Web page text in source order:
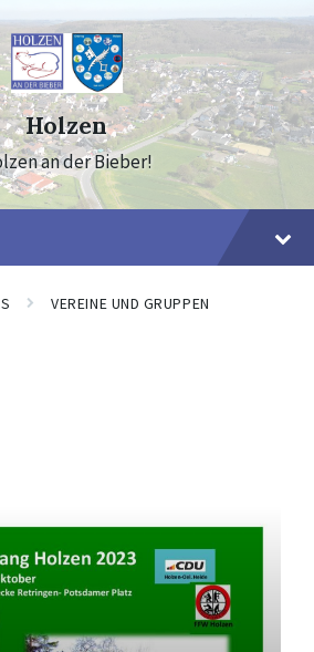
Holzen
an der Bieber!
VEREINE UND GRUPPEN